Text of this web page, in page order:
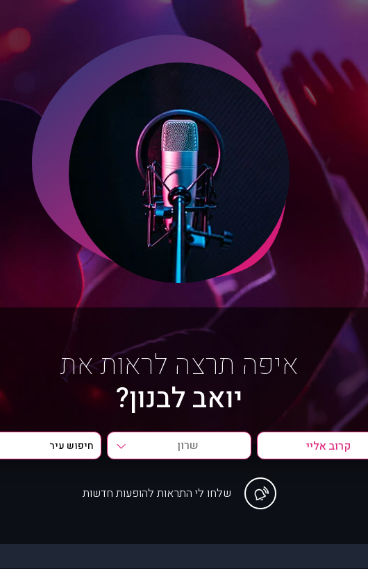
איפה תרצה לראות את
יואב לבנון?
שרון
שלחו לי התראות להופעות חדשות